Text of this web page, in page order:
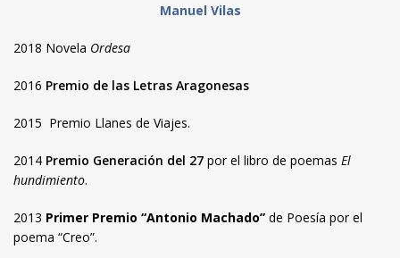
Manuel Vilas
2018 Novela Ordesa
2016 Premio de las Letras Aragonesas
2015 Premio Llanes de Viajes.
2014 Premio Generación del 27 por el libro de poemas El
hundimiento.
2013 Primer Premio “Antonio Machado” de Poesía por el
poema “Creo”.